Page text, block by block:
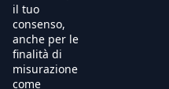
il tuo
consenso,
anche per le
finalità di
misurazione
come